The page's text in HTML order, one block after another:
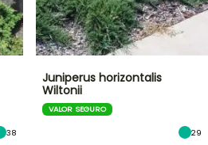
38
Juniperus horizontalis
Wiltonii
VALOR SEGURO
29